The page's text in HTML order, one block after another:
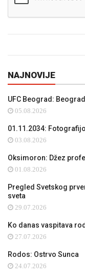
NAJNOVIJE
UFC Beograd:
05.08.2026
01.11.2034:
03.08.2026
Oksimoron: Džez
01.08.2026
Pregled Svetskog
sveta
29.07.2026
Ko danas vaspitava
27.07.2026
Rodos: Ostrvo Sunca
24.07.2026